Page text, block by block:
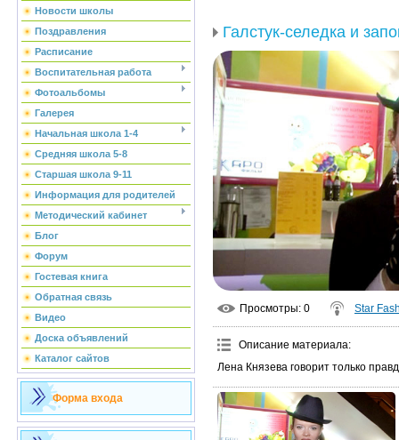
Новости школы
Поздравления
Расписание
Воспитательная работа
Фотоальбомы
Галерея
Начальная школа 1-4
Средняя школа 5-8
Старшая школа 9-11
Информация для родителей
Методический кабинет
Блог
Форум
Гостевая книга
Обратная связь
Видео
Доска объявлений
Каталог сайтов
Форма входа
Галстук-селедка и
Просмотры: 0 Star
Описание материала:
Лена Князева говорит только